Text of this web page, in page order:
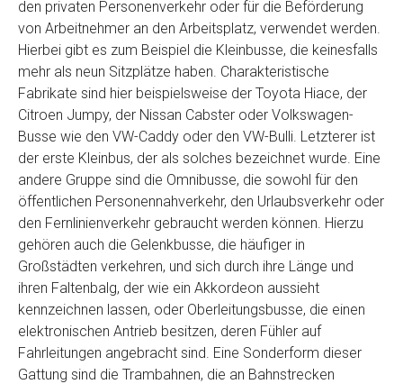
den privaten Personenverkehr oder für die Beförderung
von Arbeitnehmer an den Arbeitsplatz, verwendet werden.
Hierbei gibt es zum Beispiel die Kleinbusse, die keinesfalls
mehr als neun Sitzplätze haben. Charakteristische
Fabrikate sind hier beispielsweise der Toyota Hiace, der
Citroen Jumpy, der Nissan Cabster oder Volkswagen-
Busse wie den VW-Caddy oder den VW-Bulli. Letzterer ist
der erste Kleinbus, der als solches bezeichnet wurde. Eine
andere Gruppe sind die Omnibusse, die sowohl für den
öffentlichen Personennahverkehr, den Urlaubsverkehr oder
den Fernlinienverkehr gebraucht werden können. Hierzu
gehören auch die Gelenkbusse, die häufiger in
Großstädten verkehren, und sich durch ihre Länge und
ihren Faltenbalg, der wie ein Akkordeon aussieht
kennzeichnen lassen, oder Oberleitungsbusse, die einen
elektronischen Antrieb besitzen, deren Fühler auf
Fahrleitungen angebracht sind. Eine Sonderform dieser
Gattung sind die Trambahnen, die an Bahnstrecken